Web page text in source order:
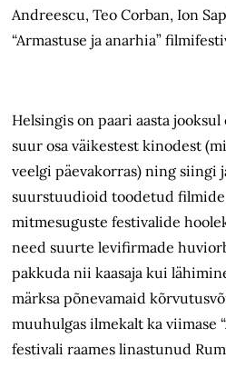
Andreescu, Teo Corban, Ion
“Armastuse ja anarhia”
Helsingis on paari aasta
suur osa väikestest kinodest
veelgi päevakorras) ning siingi
suurstuudioid toodetud
mitmesuguste festivalide
need suurte levifirmade
pakkuda nii kaasaja kui
märksa põnevamaid
muuhulgas ilmekalt ka viimase
festivali raames linastunud